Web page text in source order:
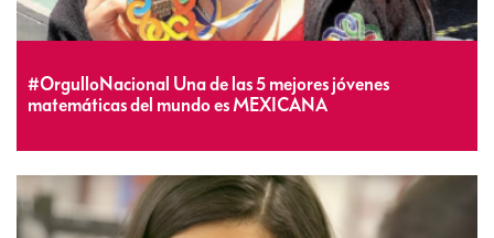
#OrgulloNacional Una de las 5 mejores jóvenes
matemáticas del mundo es MEXICANA